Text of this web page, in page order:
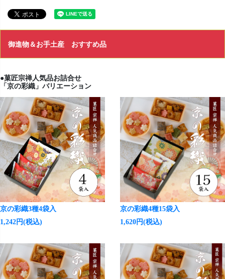
御進物＆お手土産 おすすめ品
●菓匠宗禅人気品お詰合せ
「京の彩織」バリエーション
京の彩織3種4袋入
1,242円(税込)
京の彩織4種15袋入
1,620円(税込)